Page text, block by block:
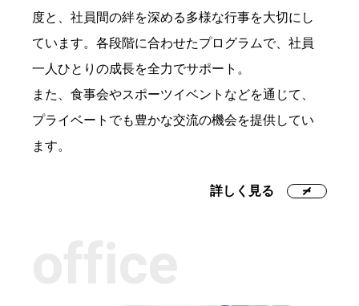
度と、社員間の絆を深める多様な行事を大切にし
ています。各段階に合わせたプログラムで、社員
一人ひとりの成長を全力でサポート。
また、食事会やスポーツイベントなどを通じて、
プライベートでも豊かな交流の機会を提供してい
ます。
詳しく見る